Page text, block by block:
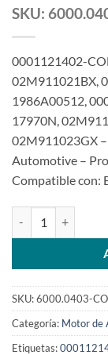
SKU:
0001121402-
02M911021BX,
1986A00512,
17970N,
02M911023GX
Automotive –
Compatible con:
SKU:6000.0403-
Categoría: Motor de
Etiquetas: